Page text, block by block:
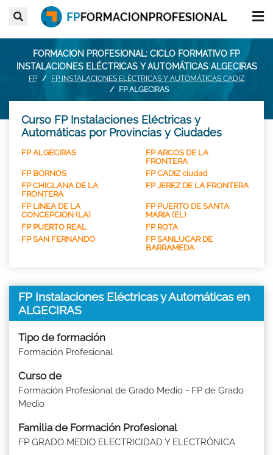
FORMACION PROFESIONAL: CICLO FORMATIVO FP
INSTALACIONES ELÉCTRICAS Y AUTOMÁTICAS ALGECIRAS
FP
FP INSTALACIONES ELÉCTRICAS Y AUTOMÁTICAS CADIZ
FP ALGECIRAS
Curso FP Instalaciones Eléctricas y
Automáticas por Provincias y Ciudades
FP ALGECIRAS
FP ARCOS DE LA
FRONTERA
FP BORNOS
FP CADIZ ciudad
FP CHICLANA DE LA
FRONTERA
FP JEREZ DE LA FRONTERA
FP LINEA DE LA
CONCEPCION (LA)
FP PUERTO DE SANTA
MARIA (EL)
FP PUERTO REAL
FP ROTA
FP SAN FERNANDO
FP SANLUCAR DE
BARRAMEDA
FP Instalaciones Eléctricas y Automáticas en
ALGECIRAS
Tipo de formación
Formación Profesional
Curso de
Formación Profesional de Grado Medio - FP de Grado
Medio
Familia de Formación Profesional
FP GRADO MEDIO ELECTRICIDAD Y ELECTRÓNICA